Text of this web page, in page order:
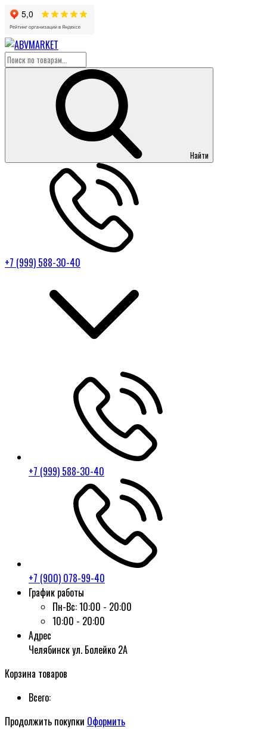
Найти
+7 (999) 588-30-40
+7 (999) 588-30-40
+7 (900) 078-99-40
График работы
Пн-Вс:10:00 - 20:00
10:00 - 20:00
Адрес
Челябинск ул. Болейко 2А
Корзина товаров
Всего:
Продолжить покупки Оформить